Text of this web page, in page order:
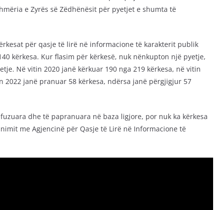
e Zyrës së Zëdhënësit për pyetjet e shumta të
për qasje të lirë në informacione të karakterit publik
kërkesa. Kur flasim për kërkesë, nuk nënkupton një pyetje,
Në vitin 2020 janë kërkuar 190 nga 219 kërkesa, në vitin
2022 janë pranuar 58 kërkesa, ndërsa janë përgjigjur 57
dhe të papranuara në baza ligjore, por nuk ka kërkesa
me Agjencinë për Qasje të Lirë në Informacione të